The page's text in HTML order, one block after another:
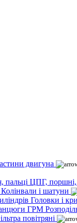
двигуна
ЦПГ, поршні,
Колінвали і шатуни
Головки і
повітряні